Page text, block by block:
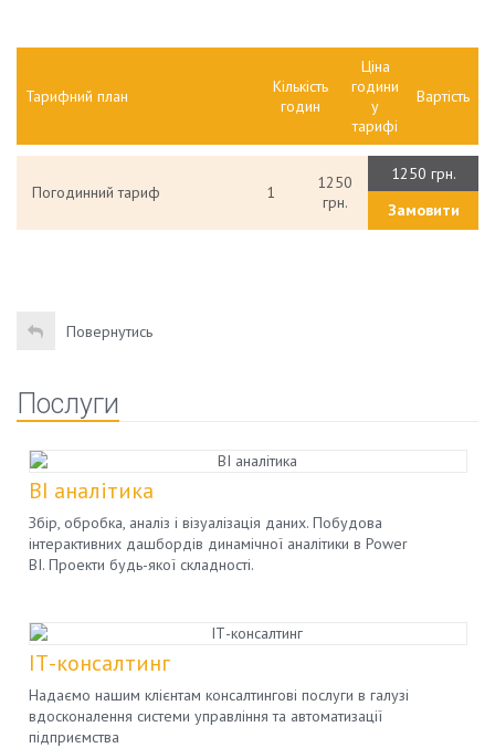
Тарифний план
Кількість
годин
Ціна
години
у
тарифі
Вартість
Погодинний тариф 1
1250
грн.
1250 грн.
Замовити
Повернутись
Послуги
BI аналітика
Збір, обробка, аналіз і візуалізація даних. Побудова
інтерактивних дашбордів динамічної аналітики в Power
BI. Проекти будь-якої складності.
ІТ-консалтинг
Надаємо нашим клієнтам консалтингові послуги в галузі
вдосконалення системи управління та автоматизації
підприємства